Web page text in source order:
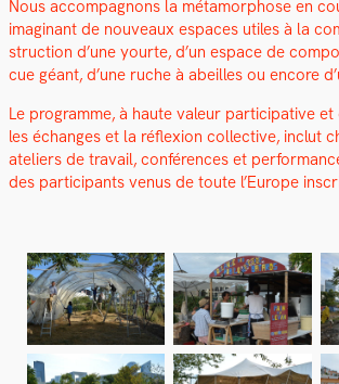
Nous accom­pa­gnons la méta­mor­phose en
imag­i­nant de nou­veaux espaces utiles à la
struc­tion d’une yourte, d’un espace de
cue géant, d’une ruche à abeilles ou encore
Le pro­gramme, à haute valeur par­tic­i­pa­tive
les échanges et la réflex­ion col­lec­tive, inclut
ate­liers de tra­vail, con­férences et
des par­tic­i­pants venus de toute l’Europe